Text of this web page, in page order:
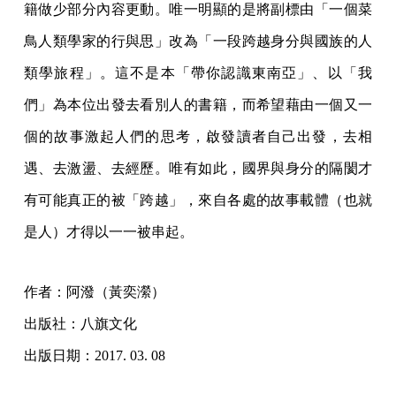
籍做少部分內容更動。唯一明顯的是將副標由「一個菜
鳥人類學家的行與思」改為「一段跨越身分與國族的人
類學旅程」。這不是本「帶你認識東南亞」、以「我
們」為本位出發去看別人的書籍，而希望藉由一個又一
個的故事激起人們的思考，啟發讀者自己出發，去相
遇、去激盪、去經歷。唯有如此，國界與身分的隔閡才
有可能真正的被「跨越」，來自各處的故事載體（也就
是人）才得以一一被串起。
作者：阿潑（黃奕瀠）
出版社：八旗文化
出版日期：2017. 03. 08